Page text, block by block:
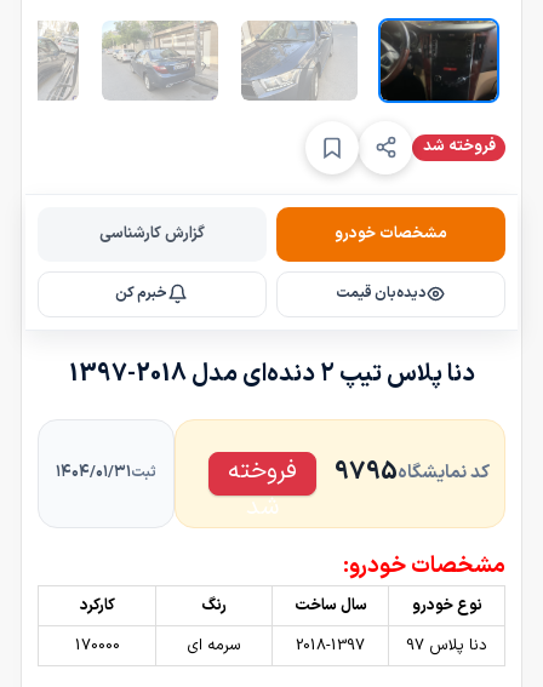
فروخته شد
مشخصات خودرو گزارش کارشناسی
دیده‌بان قیمت خبرم کن
دنا پلاس تیپ ۲ دنده‌ای مدل 2018-1397
کد نمایشگاه9795
فروخته
شد
ثبت۱۴۰۴/۰۱/۳۱
مشخصات خودرو:
نوع خودرو سال ساخت رنگ
کارکرد
دنا پلاس 97
2018-1397 سرمه ای 170000